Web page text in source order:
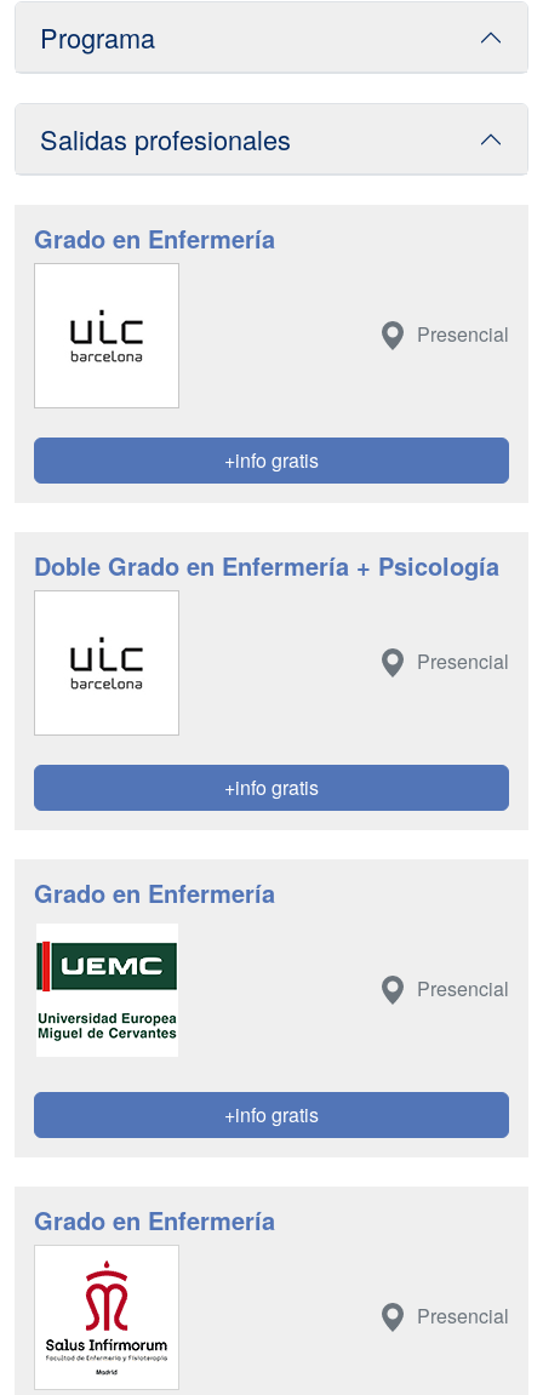
Programa
Salidas profesionales
Grado en Enfermería
Presencial
+info gratis
Doble Grado en Enfermería + Psicología
Presencial
+info gratis
Grado en Enfermería
Presencial
+info gratis
Grado en Enfermería
Presencial